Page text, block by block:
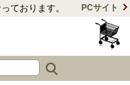
ております。 PCサイト